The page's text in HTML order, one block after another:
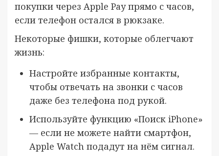
покупки через Apple Pay прямо с часов,
если телефон остался в рюкзаке.
Некоторые фишки, которые облегчают
жизнь:
Настройте избранные контакты,
чтобы отвечать на звонки с часов
даже без телефона под рукой.
Используйте функцию «Поиск iPhone»
— если не можете найти смартфон,
Apple Watch подадут на нём сигнал.